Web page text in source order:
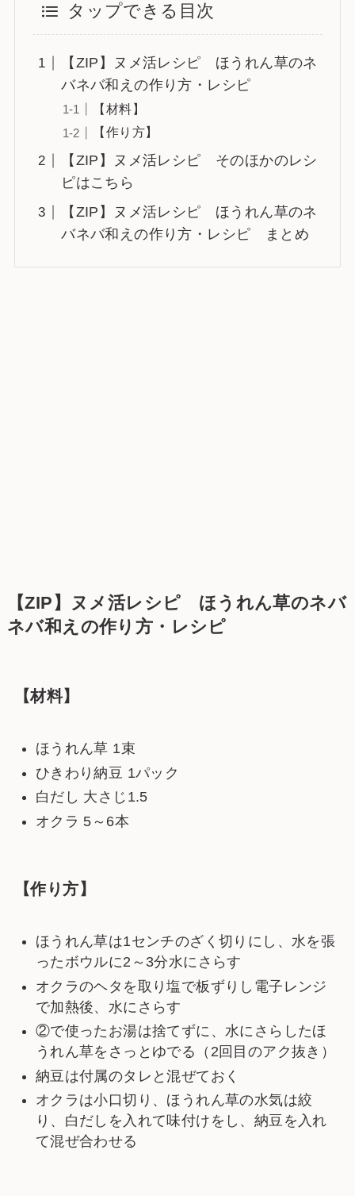
タップできる目次
【ZIP】ヌメ活レシピ ほうれん草のネ
バネバ和えの作り方・レシピ
【材料】
【作り方】
【ZIP】ヌメ活レシピ そのほかのレシ
ピはこちら
【ZIP】ヌメ活レシピ ほうれん草のネ
バネバ和えの作り方・レシピ まとめ
【ZIP】ヌメ活レシピ ほうれん草のネバ
ネバ和えの作り方・レシピ
【材料】
ほうれん草 1束
ひきわり納豆 1パック
白だし 大さじ1.5
オクラ 5～6本
【作り方】
ほうれん草は1センチのざく切りにし、水を張
ったボウルに2～3分水にさらす
オクラのヘタを取り塩で板ずりし電子レンジ
で加熱後、水にさらす
②で使ったお湯は捨てずに、水にさらしたほ
うれん草をさっとゆでる（2回目のアク抜き）
納豆は付属のタレと混ぜておく
オクラは小口切り、ほうれん草の水気は絞
り、白だしを入れて味付けをし、納豆を入れ
て混ぜ合わせる